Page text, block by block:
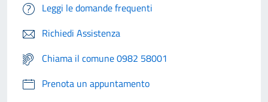
Leggi le domande frequenti
Richiedi Assistenza
Chiama il comune 0982 58001
Prenota un appuntamento